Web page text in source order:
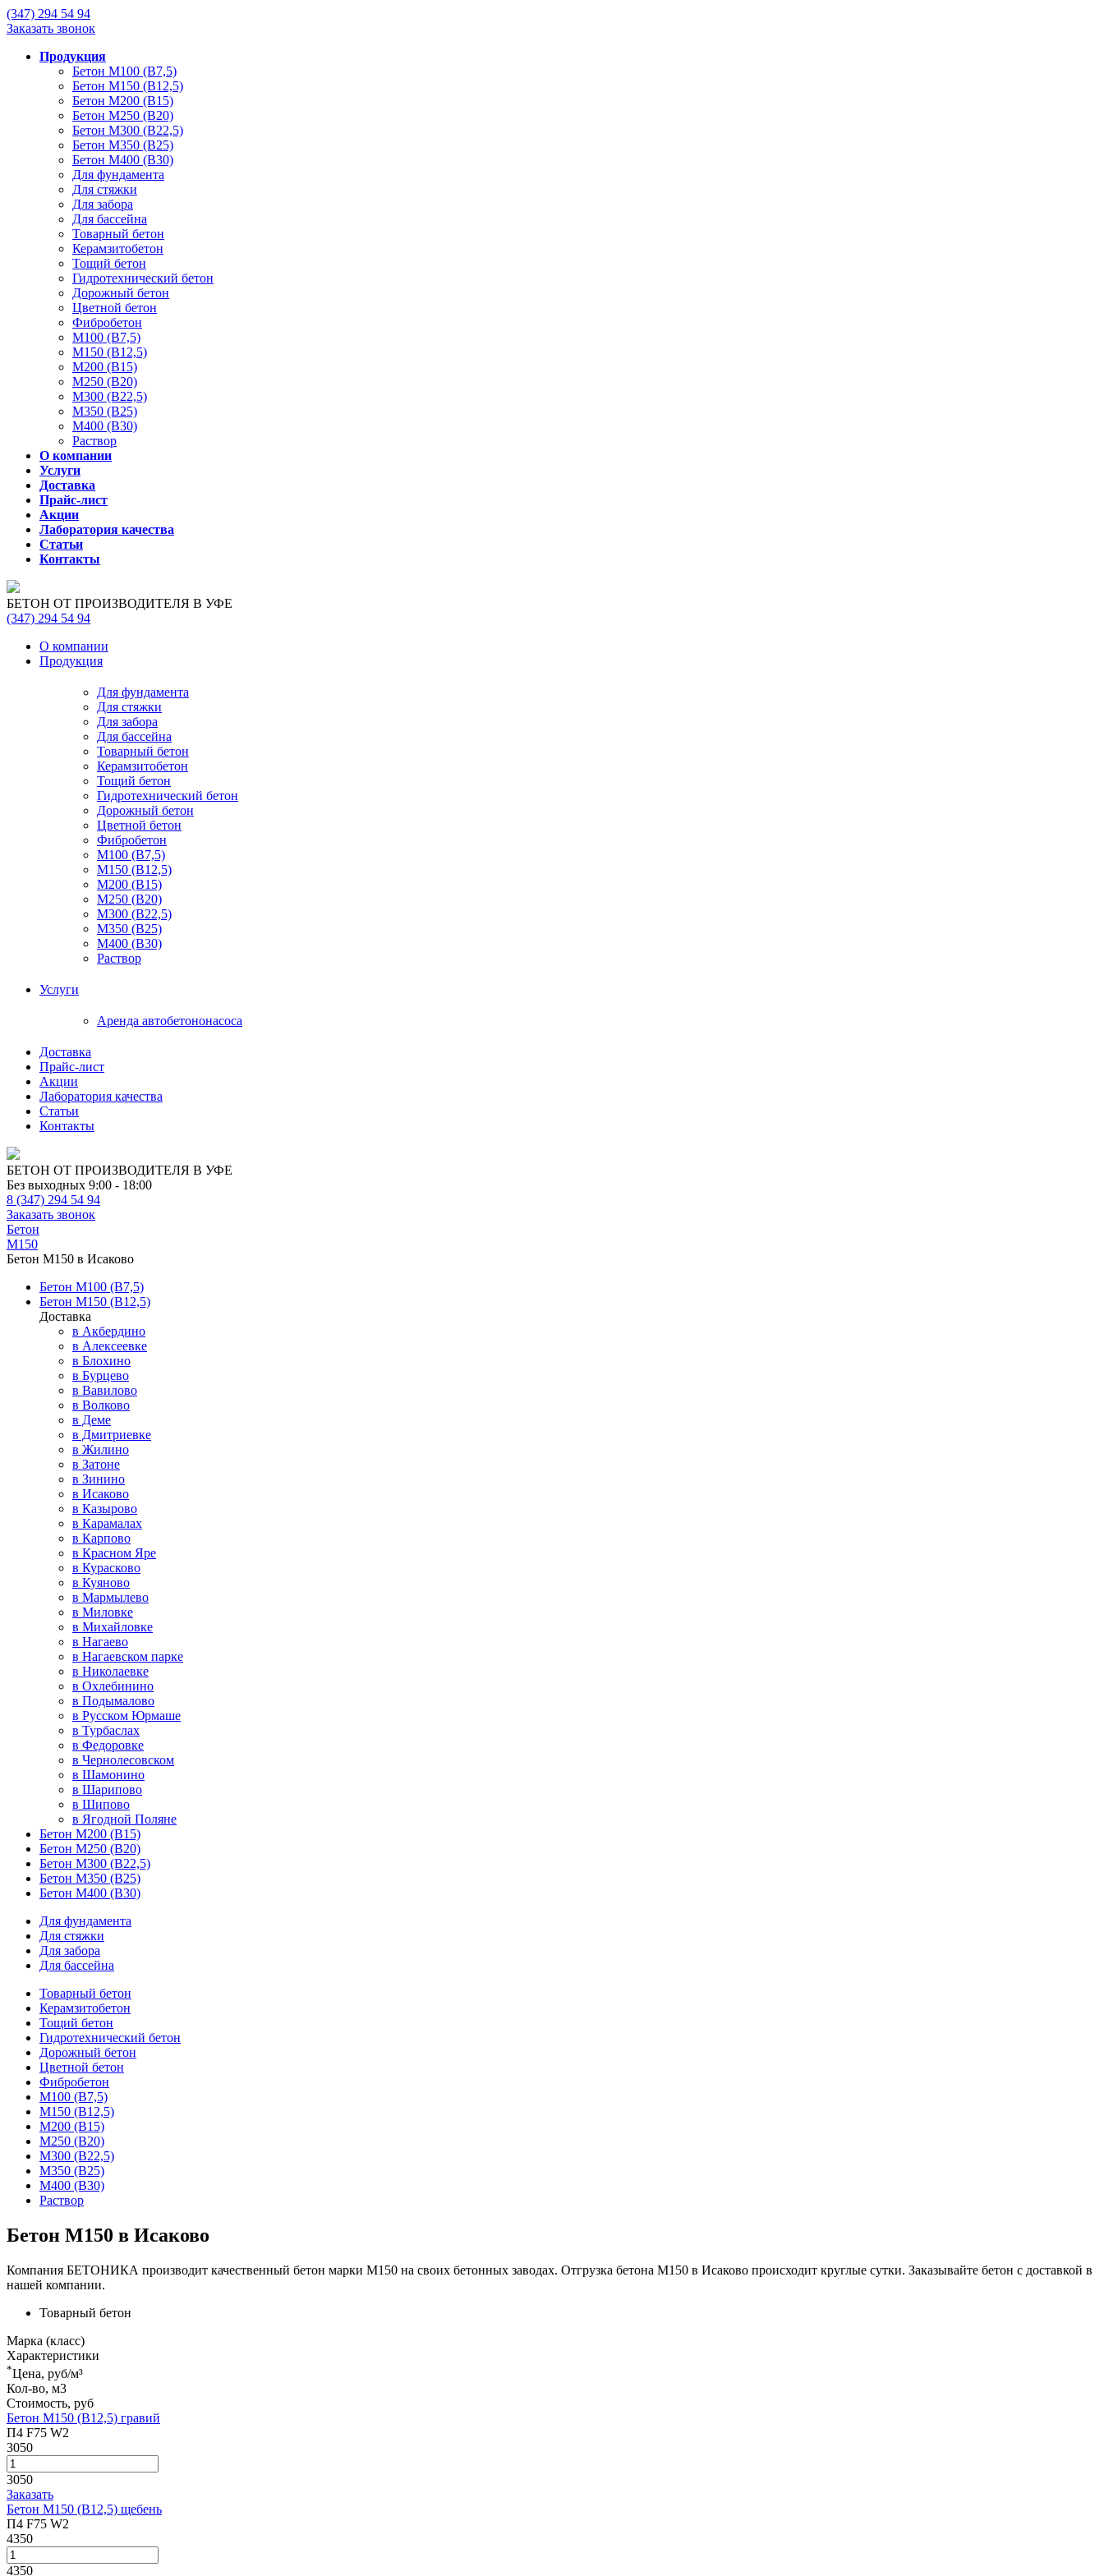
(347) 294 54 94
Заказать звонок
Продукция
Бетон М100 (В7,5)
Бетон М150 (В12,5)
Бетон М200 (В15)
Бетон М250 (В20)
Бетон М300 (В22,5)
Бетон М350 (В25)
Бетон М400 (В30)
Для фундамента
Для стяжки
Для забора
Для бассейна
Товарный бетон
Керамзитобетон
Тощий бетон
Гидротехнический бетон
Дорожный бетон
Цветной бетон
Фибробетон
М100 (В7,5)
М150 (В12,5)
М200 (В15)
М250 (В20)
М300 (В22,5)
М350 (В25)
М400 (В30)
Раствор
О компании
Услуги
Доставка
Прайс-лист
Акции
Лаборатория качества
Статьи
Контакты
БЕТОН ОТ ПРОИЗВОДИТЕЛЯ В УФЕ
(347) 294 54 94
О компании
Продукция
Для фундамента
Для стяжки
Для забора
Для бассейна
Товарный бетон
Керамзитобетон
Тощий бетон
Гидротехнический бетон
Дорожный бетон
Цветной бетон
Фибробетон
М100 (В7,5)
М150 (В12,5)
М200 (В15)
М250 (В20)
М300 (В22,5)
М350 (В25)
М400 (В30)
Раствор
Услуги
Аренда автобетононасоса
Доставка
Прайс-лист
Акции
Лаборатория качества
Статьи
Контакты
БЕТОН ОТ ПРОИЗВОДИТЕЛЯ В УФЕ
Без выходных 9:00 - 18:00
8 (347) 294 54 94
Заказать звонок
Бетон
М150
Бетон М150 в Исаково
Бетон М100 (В7,5)
Бетон М150 (В12,5)
Доставка
в Акбердино
в Алексеевке
в Блохино
в Бурцево
в Вавилово
в Волково
в Деме
в Дмитриевке
в Жилино
в Затоне
в Зинино
в Исаково
в Казырово
в Карамалах
в Карпово
в Красном Яре
в Курасково
в Куяново
в Мармылево
в Миловке
в Михайловке
в Нагаево
в Нагаевском парке
в Николаевке
в Охлебинино
в Подымалово
в Русском Юрмаше
в Турбаслах
в Федоровке
в Чернолесовском
в Шамонино
в Шарипово
в Шипово
в Ягодной Поляне
Бетон М200 (В15)
Бетон М250 (В20)
Бетон М300 (В22,5)
Бетон М350 (В25)
Бетон М400 (В30)
Для фундамента
Для стяжки
Для забора
Для бассейна
Товарный бетон
Керамзитобетон
Тощий бетон
Гидротехнический бетон
Дорожный бетон
Цветной бетон
Фибробетон
М100 (В7,5)
М150 (В12,5)
М200 (В15)
М250 (В20)
М300 (В22,5)
М350 (В25)
М400 (В30)
Раствор
Бетон М150 в Исаково
Компания БЕТОНИКА производит качественный бетон марки М150 на своих бетонных заводах. Отгрузка бетона М150 в Исаково происходит круглые сутки. Заказывайте бетон с доставкой в
нашей компании.
Товарный бетон
Марка (класс)
Характеристики
*Цена, руб/м³
Кол-во, м3
Стоимость, руб
Бетон М150 (В12,5) гравий
П4 F75 W2
3050
3050
Заказать
Бетон М150 (В12,5) щебень
П4 F75 W2
4350
4350